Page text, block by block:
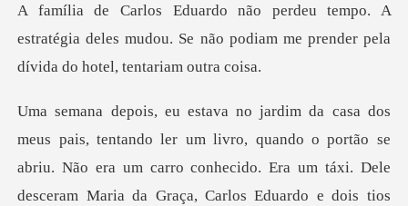
estratégia deles mudou. Se não podiam me prend
r um livro, quando o portão se
abriu. Não era um carro conhecido. Era um